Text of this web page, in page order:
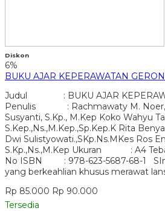
Diskon
6%
BUKU AJAR KEPERAWATAN
Judul : BUKU AJAR
Penulis : Rachmawaty M. Noer,
Susyanti, S.Kp., M.Kep Koko Wahyu
S.Kep.,Ns.,M.Kep.,Sp.Kep.K Rita
Dwi Sulistyowati.,SKp.Ns.MKes Ros
S.Kp.,Ns.,M.Kep Ukuran : A4
No ISBN : 978-623-5687-68-1
yang berkeahlian khusus merawat
Rp 85.000 Rp 90.000
Tersedia